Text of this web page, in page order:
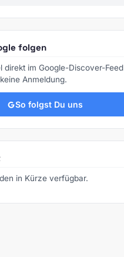
folgen
direkt im Google-Discover-Feed
Anmeldung.
So folgst Du uns
in Kürze verfügbar.